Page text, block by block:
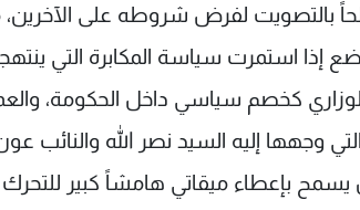
بالتصويت لفرض شروطه على
استمرت سياسة المكابرة التي
الوزاري كخصم سياسي داخل الحكومة،
التي وجهها إليه السيد نصر الله والنائب
ما ينبئ بأن فريق "8 آذار" لن يسمح بإعطاء ميقاتي